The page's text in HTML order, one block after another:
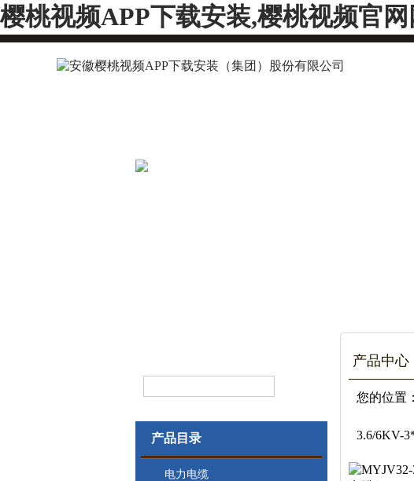
樱桃视频APP下载安装,樱桃视频官
产品目录
电力电缆
产品中心
您的位置：
3.6/6KV-